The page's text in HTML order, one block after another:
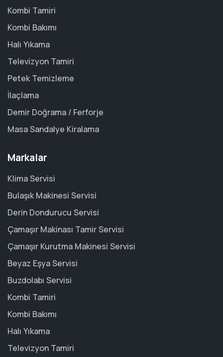
Kombi Tamiri
Kombi Bakımı
Halı Yıkama
Televizyon Tamiri
Petek Temizleme
İlaçlama
Demir Doğrama / Ferforje
Masa Sandalye Kiralama
Markalar
Klima Servisi
Bulaşık Makinesi Servisi
Derin Dondurucu Servisi
Çamaşır Makinası Tamir Servisi
Çamaşır Kurutma Makinesi Servisi
Beyaz Eşya Servisi
Buzdolabı Servisi
Kombi Tamiri
Kombi Bakımı
Halı Yıkama
Televizyon Tamiri